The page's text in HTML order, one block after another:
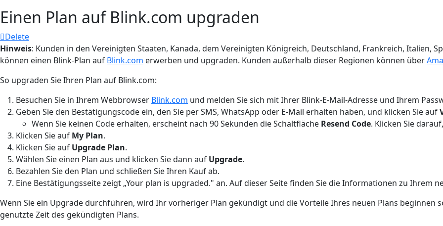
Einen Plan auf Blink.com upgraden
Delete
Hinweis: Kunden in den Vereinigten Staaten, Kanada, dem Vereinigten Königreich, Deutschland, Frankreich, Italien,
können einen Blink-Plan auf Blink.com erwerben und upgraden. Kunden außerhalb dieser Regionen können über
So upgraden Sie Ihren Plan auf Blink.com:
Besuchen Sie in Ihrem Webbrowser Blink.com und melden Sie sich mit Ihrer Blink-E-Mail-Adresse und Ihrem
Geben Sie den Bestätigungscode ein, den Sie per SMS, WhatsApp oder E-Mail erhalten haben, und klicken Sie auf
Wenn Sie keinen Code erhalten, erscheint nach 90 Sekunden die Schaltfläche Resend Code. Klicken Sie
Klicken Sie auf My Plan.
Klicken Sie auf Upgrade Plan.
Wählen Sie einen Plan aus und klicken Sie dann auf Upgrade.
Bezahlen Sie den Plan und schließen Sie Ihren Kauf ab.
Eine Bestätigungsseite zeigt „Your plan is upgraded." an. Auf dieser Seite finden Sie die Informationen zu Ihrem
Wenn Sie ein Upgrade durchführen, wird Ihr vorheriger Plan gekündigt und die Vorteile Ihres neuen Plans
genutzte Zeit des gekündigten Plans.